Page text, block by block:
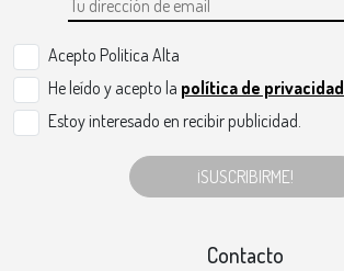
Acepto Politica Alta
He leído y acepto la política de privacidad
Estoy interesado en recibir publicidad.
¡SUSCRIBIRME!
Contacto